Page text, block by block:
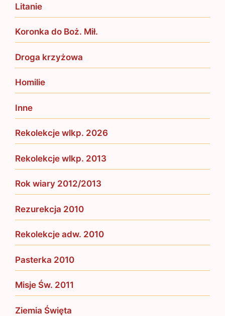
Litanie
Koronka do Boż. Mił.
Droga krzyżowa
Homilie
Inne
Rekolekcje wlkp. 2026
Rekolekcje wlkp. 2013
Rok wiary 2012/2013
Rezurekcja 2010
Rekolekcje adw. 2010
Pasterka 2010
Misje Św. 2011
Ziemia Święta